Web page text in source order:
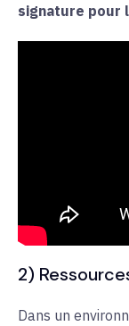
signature pour
2)
Dans un